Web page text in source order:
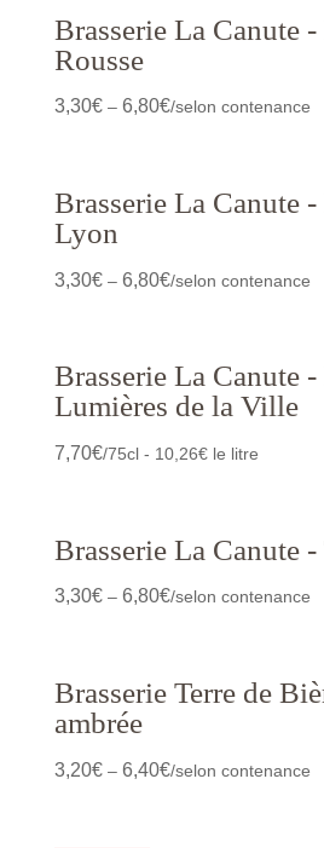
Brasserie La Canute
Rousse
3,30€– 6,80€/selon contenance
Brasserie La Canute
Lyon
3,30€– 6,80€/selon contenance
Brasserie La Canute -
Lumières de la Ville
7,70€/75cl - 10,26€ le litre
Brasserie La Canute -
3,30€– 6,80€/selon contenance
Brasserie Terre de
ambrée
3,20€– 6,40€/selon contenance